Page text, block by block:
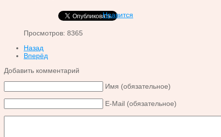
Нравится
Просмотров: 8365
Назад
Вперёд
Добавить комментарий
Имя (обязательное)
E-Mail (обязательное)